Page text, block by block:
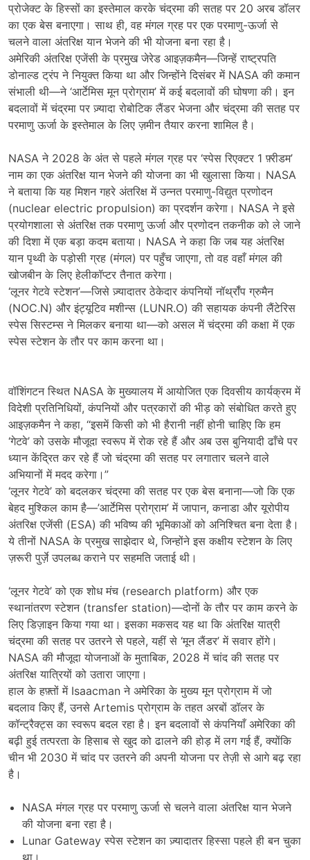
प्रोजेक्ट के हिस्सों का इस्तेमाल करके चंद्रमा की सतह पर 20 अरब डॉलर
का एक बेस बनाएगा। साथ ही, वह मंगल ग्रह पर एक परमाणु-ऊर्जा से
चलने वाला अंतरिक्ष यान भेजने की भी योजना बना रहा है।
अमेरिकी अंतरिक्ष एजेंसी के प्रमुख जेरेड आइज़कमैन—जिन्हें राष्ट्रपति
डोनाल्ड ट्रंप ने नियुक्त किया था और जिन्होंने दिसंबर में NASA की कमान
संभाली थी—ने ‘आर्टेमिस मून प्रोग्राम’ में कई बदलावों की घोषणा की। इन
बदलावों में चंद्रमा पर ज़्यादा रोबोटिक लैंडर भेजना और चंद्रमा की सतह पर
परमाणु ऊर्जा के इस्तेमाल के लिए ज़मीन तैयार करना शामिल है।
NASA ने 2028 के अंत से पहले मंगल ग्रह पर ‘स्पेस रिएक्टर 1 फ़्रीडम’
नाम का एक अंतरिक्ष यान भेजने की योजना का भी खुलासा किया। NASA
ने बताया कि यह मिशन गहरे अंतरिक्ष में उन्नत परमाणु-विद्युत प्रणोदन
(nuclear electric propulsion) का प्रदर्शन करेगा। NASA ने इसे
प्रयोगशाला से अंतरिक्ष तक परमाणु ऊर्जा और प्रणोदन तकनीक को ले जाने
की दिशा में एक बड़ा कदम बताया। NASA ने कहा कि जब यह अंतरिक्ष
यान पृथ्वी के पड़ोसी ग्रह (मंगल) पर पहुँच जाएगा, तो वह वहाँ मंगल की
खोजबीन के लिए हेलीकॉप्टर तैनात करेगा।
‘लूनर गेटवे स्टेशन’—जिसे ज़्यादातर ठेकेदार कंपनियों नॉर्थ्रॉप ग्रुमैन
(NOC.N) और इंट्यूटिव मशीन्स (LUNR.O) की सहायक कंपनी लैंटेरिस
स्पेस सिस्टम्स ने मिलकर बनाया था—को असल में चंद्रमा की कक्षा में एक
स्पेस स्टेशन के तौर पर काम करना था।
वॉशिंगटन स्थित NASA के मुख्यालय में आयोजित एक दिवसीय कार्यक्रम में
विदेशी प्रतिनिधियों, कंपनियों और पत्रकारों की भीड़ को संबोधित करते हुए
आइज़कमैन ने कहा, “इसमें किसी को भी हैरानी नहीं होनी चाहिए कि हम
‘गेटवे’ को उसके मौजूदा स्वरूप में रोक रहे हैं और अब उस बुनियादी ढाँचे पर
ध्यान केंद्रित कर रहे हैं जो चंद्रमा की सतह पर लगातार चलने वाले
अभियानों में मदद करेगा।”
‘लूनर गेटवे’ को बदलकर चंद्रमा की सतह पर एक बेस बनाना—जो कि एक
बेहद मुश्किल काम है—’आर्टेमिस प्रोग्राम’ में जापान, कनाडा और यूरोपीय
अंतरिक्ष एजेंसी (ESA) की भविष्य की भूमिकाओं को अनिश्चित बना देता है।
ये तीनों NASA के प्रमुख साझेदार थे, जिन्होंने इस कक्षीय स्टेशन के लिए
ज़रूरी पुर्ज़े उपलब्ध कराने पर सहमति जताई थी।
‘लूनर गेटवे’ को एक शोध मंच (research platform) और एक
स्थानांतरण स्टेशन (transfer station)—दोनों के तौर पर काम करने के
लिए डिज़ाइन किया गया था। इसका मकसद यह था कि अंतरिक्ष यात्री
चंद्रमा की सतह पर उतरने से पहले, यहीं से ‘मून लैंडर’ में सवार होंगे।
NASA की मौजूदा योजनाओं के मुताबिक, 2028 में चांद की सतह पर
अंतरिक्ष यात्रियों को उतारा जाएगा।
हाल के हफ़्तों में Isaacman ने अमेरिका के मुख्य मून प्रोग्राम में जो
बदलाव किए हैं, उनसे Artemis प्रोग्राम के तहत अरबों डॉलर के
कॉन्ट्रैक्ट्स का स्वरूप बदल रहा है। इन बदलावों से कंपनियाँ अमेरिका की
बढ़ी हुई तत्परता के हिसाब से खुद को ढालने की होड़ में लग गई हैं, क्योंकि
चीन भी 2030 में चांद पर उतरने की अपनी योजना पर तेज़ी से आगे बढ़ रहा
है।
NASA मंगल ग्रह पर परमाणु ऊर्जा से चलने वाला अंतरिक्ष यान भेजने
की योजना बना रहा है।
Lunar Gateway स्पेस स्टेशन का ज़्यादातर हिस्सा पहले ही बन चुका
था।